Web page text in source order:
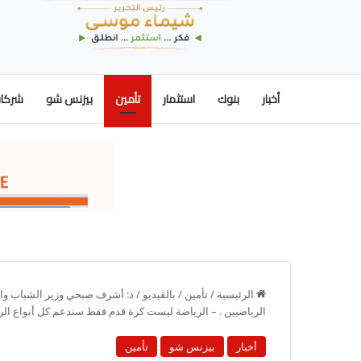
أخبار بنوك استثمار تأمين بيزنس شو
الرئيسية /تأمين / بالڤيديو / د: أشرف صبحي وزير الشباب
الرياضيين . – الرياضة ليست كرة قدم فقط سندعم كل أنواع
أخبار بيزنس شو تأمين